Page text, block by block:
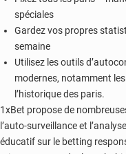
spéciales
Gardez vos propres
semaine
Utilisez les outils
modernes, notamment
l’historique des paris.
1xBet propose de
l’auto-surveillance et
éducatif sur le betting